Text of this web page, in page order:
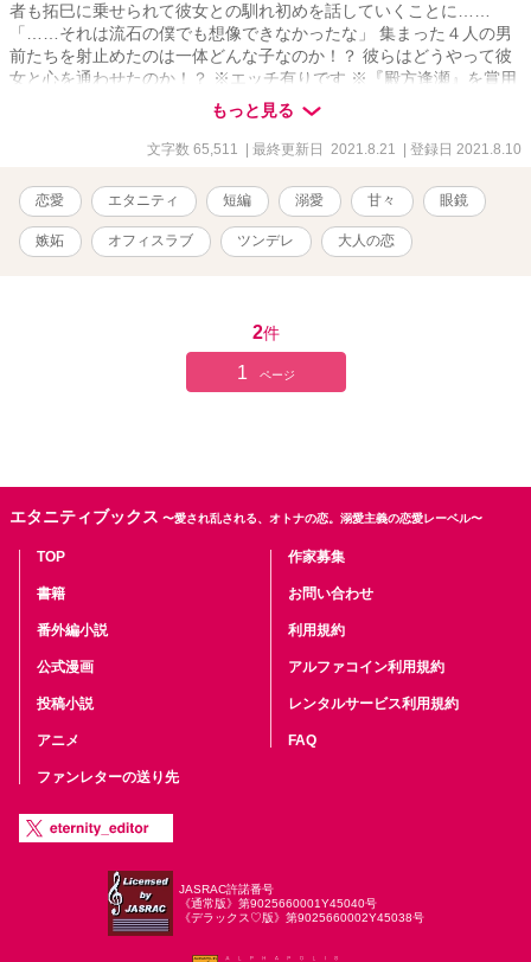
者も拓巳に乗せられて彼女との馴れ初めを話していくことに……
「……それは流石の僕でも想像できなかったな」 集まった４人の男
前たちを射止めたのは一体どんな子なのか！？ 彼らはどうやって彼
女と心を通わせたのか！？ ※エッチ有りです ※『殿方逢瀬』を賞用
もっと見る
文字数 65,511 | 最終更新日 2021.8.21 | 登録日 2021.8.10
恋愛 エタニティ 短編 溺愛 甘々 眼鏡
嫉妬 オフィスラブ ツンデレ 大人の恋
2件
1 ページ
エタニティブックス 〜愛され乱される、オトナの恋。溺愛主義の恋愛レーベル〜
TOP
書籍
番外編小説
公式漫画
投稿小説
アニメ
ファンレターの送り先
作家募集
お問い合わせ
利用規約
アルファコイン利用規約
レンタルサービス利用規約
FAQ
JASRAC許諾番号
《通常版》第9025660001Y45040号
《デラックス♡版》第9025660002Y45038号